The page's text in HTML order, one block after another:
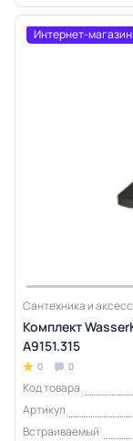
Интернет-магазин
Сантехника и
Комплект
A9151.315
0 0
Код товара
Артикул
Встраиваемый